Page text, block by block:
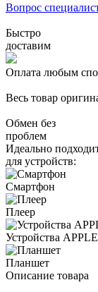
Вопрос
Быстро
доставим
Оплата любым
Весь товар
Обмен без
проблем
Идеально
для устройств:
Смартфон
Плеер
Устройства APPLE
Планшет
Описание товара